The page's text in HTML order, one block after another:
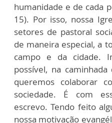
humanidade e de cada
15). Por isso, nossa
setores de pastoral
de maneira especial, a
campo e da cidade.
possível, na
queremos colaborar
sociedade. É com
escrevo. Tendo feito
nossa motivação